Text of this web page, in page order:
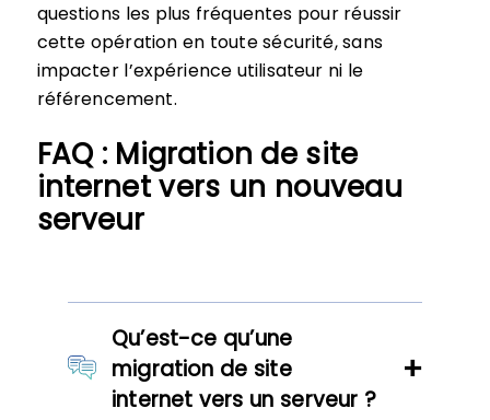
questions les plus fréquentes pour réussir
cette opération en toute sécurité, sans
impacter l’expérience utilisateur ni le
référencement.
FAQ : Migration de site
internet vers un nouveau
serveur
Qu’est-ce qu’une
migration de site
internet vers un serveur ?